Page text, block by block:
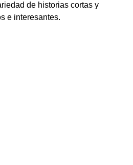
de historias cortas y
e interesantes.